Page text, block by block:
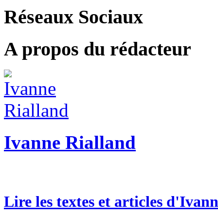
Réseaux Sociaux
A propos du rédacteur
Ivanne Rialland
Lire les textes et articles